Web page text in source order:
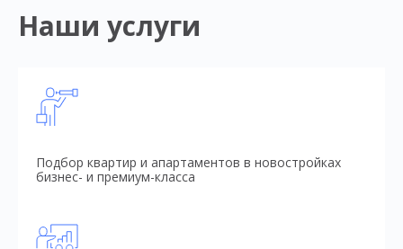
Наши услуги
Подбор квартир и апартаментов в новостройках
бизнес- и премиум-класса